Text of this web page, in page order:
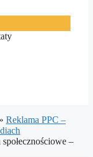
» Reklama PPC –
–